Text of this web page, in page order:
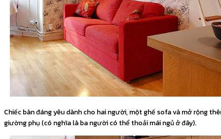
Chiếc bàn đáng yêu dành cho hai người, một ghế sofa và mở rộng
giường phụ (có nghĩa là ba người có thể thoải mái ngủ ở đây).